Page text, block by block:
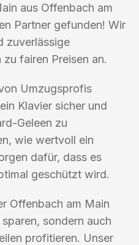
aus Offenbach am
Partner gefunden! Wir
zuverlässige
fairen Preisen an.
Umzugsprofis
Klavier sicher und
Geleen zu
wie wertvoll ein
dafür, dass es
geschützt wird.
Offenbach am Main
sondern auch
profitieren. Unser